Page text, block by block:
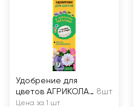
Удобрение для
цветов АГРИКОЛА
в таблетках, Арт.
8шт
Цена за 1 шт